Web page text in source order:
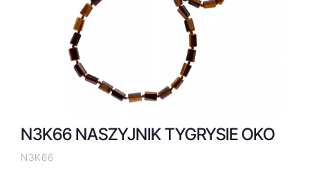
N3K66 NASZYJNIK TYGRYSIE OKO
N3K66